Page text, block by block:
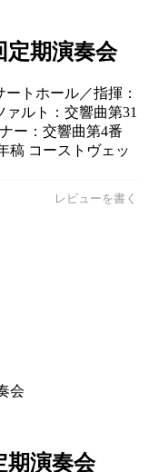
定期演奏会
トホール／指揮：
ルト：交響曲第31
ー：交響曲第4番
稿 コーストヴェッ
レビューを書く
期演奏会